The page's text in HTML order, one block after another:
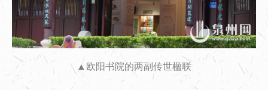
▲欧阳书院的两副传世楹联